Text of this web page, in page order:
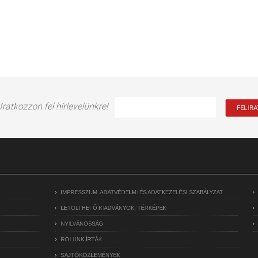
Iratkozzon fel hírlevelünkre!
IMPRESSZUM, ADATVÉDELMI ÉS ADATKEZELÉSI SZABÁLYZAT
LETÖLTHETŐ KIADVÁNYOK, TÉRKÉPEK
NYILVÁNOSSÁG
RÓLUNK ÍRTÁK
SAJTÓKÖZLEMÉNYEK